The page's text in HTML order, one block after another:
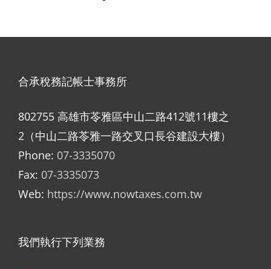
合承稅務記帳士事務所
802755 高雄市苓雅區中山二路412號11樓之
2（中山二路苓雅一路交叉口長谷建設大樓）
Phone: 07-3335070
Fax: 07-3335073
Web: https://www.nowtaxes.com.tw
我們執行下列業務